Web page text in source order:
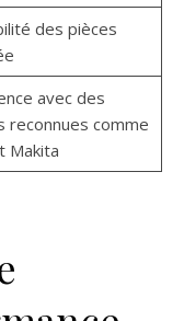
des pièces
avec des
reconnues comme
Makita